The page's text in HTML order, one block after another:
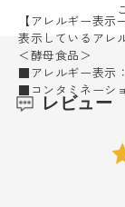
【アレルギー表示
表示しているアレ
＜酵母食品＞
■アレルギー表示
■コンタミネーシ
レビュー